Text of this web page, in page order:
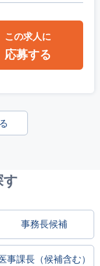
この求人に
応募する
す
事務長候補
事課長（候補含む）